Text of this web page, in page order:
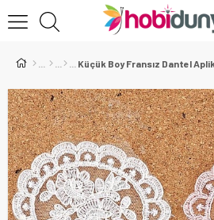
Küçük Boy Fransız Dantel